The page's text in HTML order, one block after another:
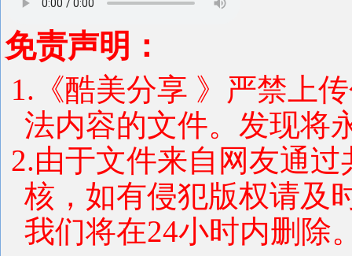
免责声明：
1.《酷美分享 》严禁上
法内容的文件。发现将
2.由于文件来自网友通
核，如有侵犯版权请及
我们将在24小时内删除